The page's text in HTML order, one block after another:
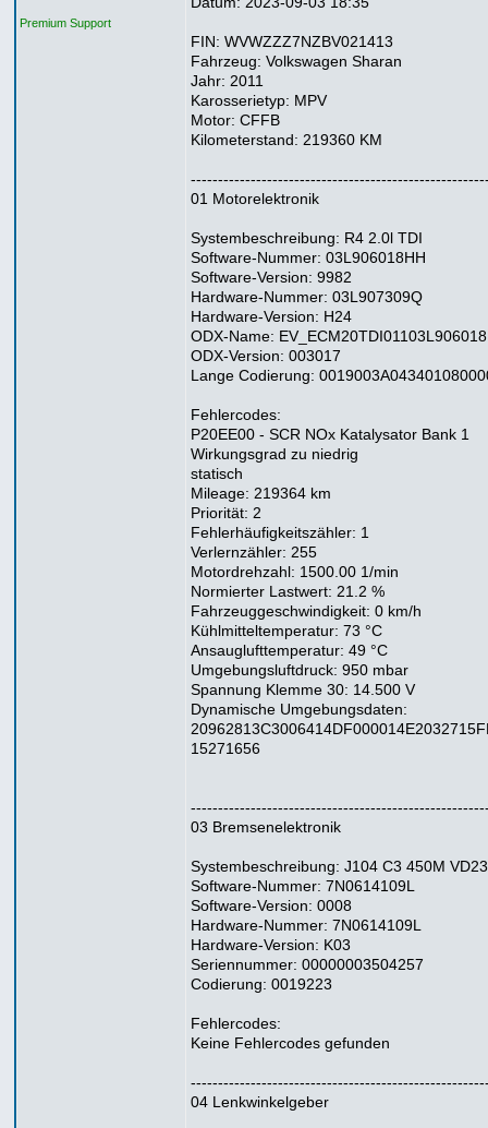
Premium Support
FIN: WVWZZZ7NZBV021413
Fahrzeug: Volkswagen Sharan
Jahr: 2011
Karosserietyp: MPV
Motor: CFFB
Kilometerstand: 219360 KM
01 Motorelektronik
Systembeschreibung: R4 2.0l TDI
Software-Nummer: 03L906018HH
Software-Version: 9982
Hardware-Nummer: 03L907309Q
Hardware-Version: H24
ODX-Name:
ODX-Version: 003017
Lange Codierung:
Fehlercodes:
P20EE00 - SCR NOx Katalysator Bank 1
Wirkungsgrad zu niedrig
statisch
Mileage: 219364 km
Priorität: 2
Fehlerhäufigkeitszähler: 1
Verlernzähler: 255
Motordrehzahl: 1500.00 1/min
Normierter Lastwert: 21.2 %
Fahrzeuggeschwindigkeit: 0 km/h
Kühlmitteltemperatur: 73 °C
Ansauglufttemperatur: 49 °C
Umgebungsluftdruck: 950 mbar
Spannung Klemme 30: 14.500 V
Dynamische Umgebungsdaten:
15271656
03 Bremsenelektronik
Systembeschreibung: J104 C3 450M VD23
Software-Nummer: 7N0614109L
Software-Version: 0008
Hardware-Nummer: 7N0614109L
Hardware-Version: K03
Seriennummer: 00000003504257
Codierung: 0019223
Fehlercodes:
Keine Fehlercodes gefunden
04 Lenkwinkelgeber